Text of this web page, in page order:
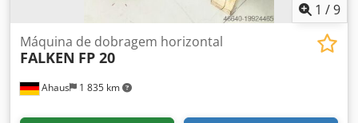
1 /9
Ahaus 1 835 km
Máquina de dobragem horizontal
FALKEN FP 20